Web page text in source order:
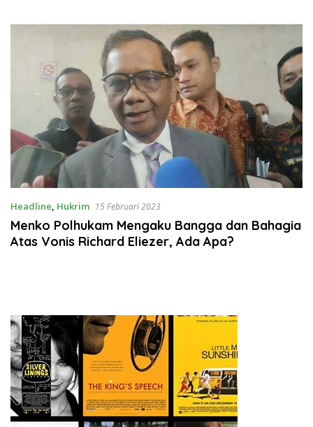
Headline, Hukrim 15 Februari 2023
Menko Polhukam Mengaku Bangga dan Bahagia
Atas Vonis Richard Eliezer, Ada Apa?